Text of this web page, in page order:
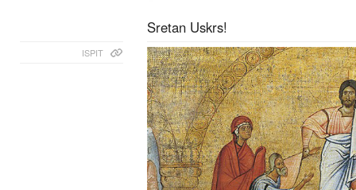
Sretan Uskrs!
ISPIT